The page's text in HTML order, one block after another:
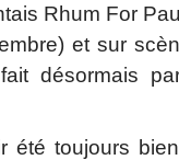
Rhum For
et sur
désormais
été toujours